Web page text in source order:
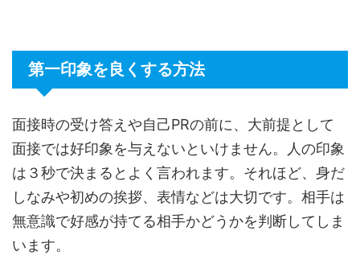
第一印象を良くする方法
面接時の受け答えや自己PRの前に、大前提として
面接では好印象を与えないといけません。人の印象
は３秒で決まるとよく言われます。それほど、身だ
しなみや初めの挨拶、表情などは大切です。相手は
無意識で好感が持てる相手かどうかを判断してしま
います。